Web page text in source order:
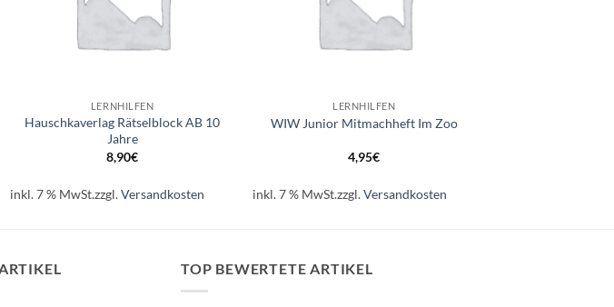
LERNHILFEN
Hauschkaverlag Rätselblock AB 10
Jahre
8,90€
inkl. 7 % MwSt.zzgl.Versandkosten
LERNHILFEN
WIW Junior Mitmachheft Im Zoo
4,95€
inkl. 7 % MwSt.zzgl.Versandkosten
TOP BEWERTETE ARTIKEL